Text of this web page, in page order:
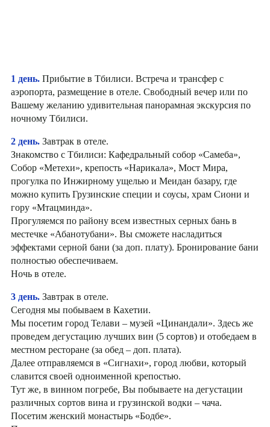
1 день. Прибытие в Тбилиси. Встреча и трансфер с
аэропорта, размещение в отеле. Свободный вечер или по
Вашему желанию удивительная панорамная экскурсия по
ночному Тбилиси.
2 день. Завтрак в отеле.
Знакомство с Тбилиси: Кафедральный собор «Самеба»,
Собор «Метехи», крепость «Нарикала», Мост Мира,
прогулка по Инжирному ущелью и Меидан базару, где
можно купить Грузинские специи и соусы, храм Сиони и
гору «Мтацминда».
Прогуляемся по району всем известных серных бань в
местечке «Абанотубани». Вы сможете насладиться
эффектами серной бани (за доп. плату). Бронирование бани
полностью обеспечиваем.
Ночь в отеле.
3 день. Завтрак в отеле.
Сегодня мы побываем в Кахетии.
Мы посетим город Телави – музей «Цинандали». Здесь же
проведем дегустацию лучших вин (5 сортов) и отобедаем в
местном ресторане (за обед – доп. плата).
Далее отправляемся в «Сигнахи», город любви, который
славится своей одноименной крепостью.
Тут же, в винном погребе, Вы побываете на дегустации
различных сортов вина и грузинской водки – чача.
Посетим женский монастырь «Бодбе».